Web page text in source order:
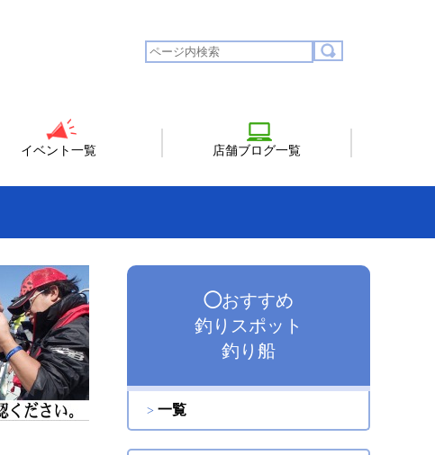
イベント一覧 店舗ブログ一覧
◯おすすめ
釣りスポット
釣り船
一覧